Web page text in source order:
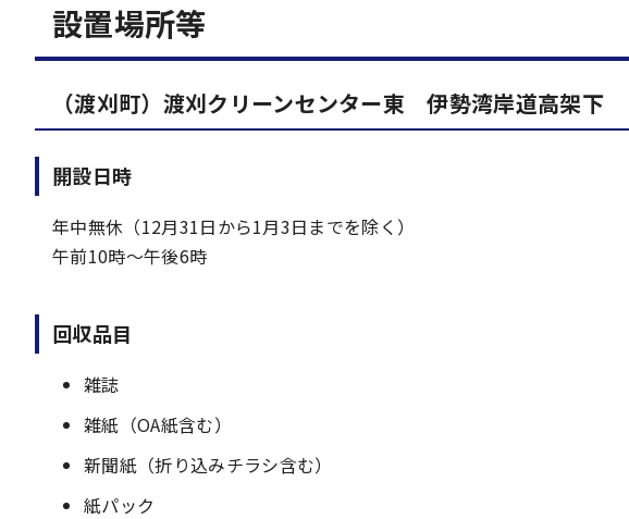
設置場所等
（渡刈町）渡刈クリーンセンター東 伊勢湾岸道高架下
開設日時
年中無休（12月31日から1月3日までを除く）
午前10時～午後6時
回収品目
雑誌
雑紙（OA紙含む）
新聞紙（折り込みチラシ含む）
紙パック